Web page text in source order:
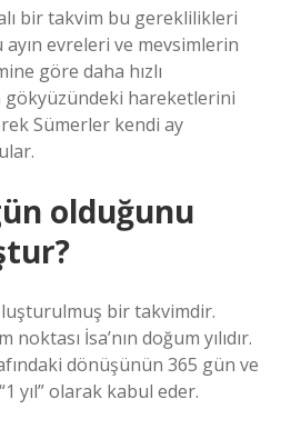
bir takvim bu gereklilikleri
ayın evreleri ve mevsimlerin
göre daha hızlı
gökyüzündeki hareketlerini
Sümerler kendi ay
olduğunu
bir takvimdir.
İsa’nın doğum yılıdır.
dönüşünün 365 gün ve
yıl” olarak kabul eder.